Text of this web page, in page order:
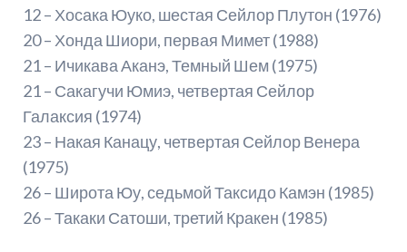
12 – Хосака Юуко, шестая Сейлор Плутон (1976)
20 – Хонда Шиори, первая Мимет (1988)
21 – Ичикава Аканэ, Темный Шем (1975)
21 – Сакагучи Юмиэ, четвертая Сейлор
Галаксия (1974)
23 – Накая Канацу, четвертая Сейлор Венера
(1975)
26 – Широта Юу, седьмой Таксидо Камэн (1985)
26 – Такаки Сатоши, третий Кракен (1985)